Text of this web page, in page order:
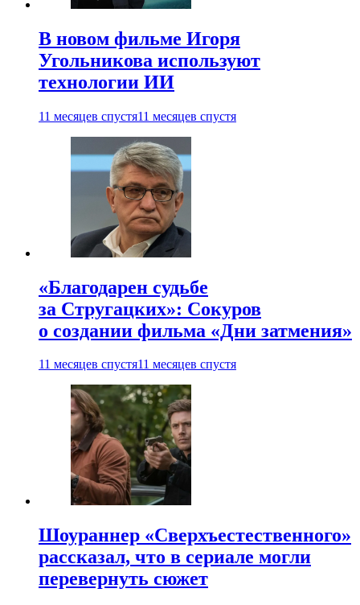
В новом фильме Игоря
Угольникова используют
технологии ИИ
11 месяцев спустя11 месяцев спустя
«Благодарен судьбе
за Стругацких»: Сокуров
о создании фильма «Дни затмения»
11 месяцев спустя11 месяцев спустя
Шоураннер «Сверхъестественного»
рассказал, что в сериале могли
перевернуть сюжет